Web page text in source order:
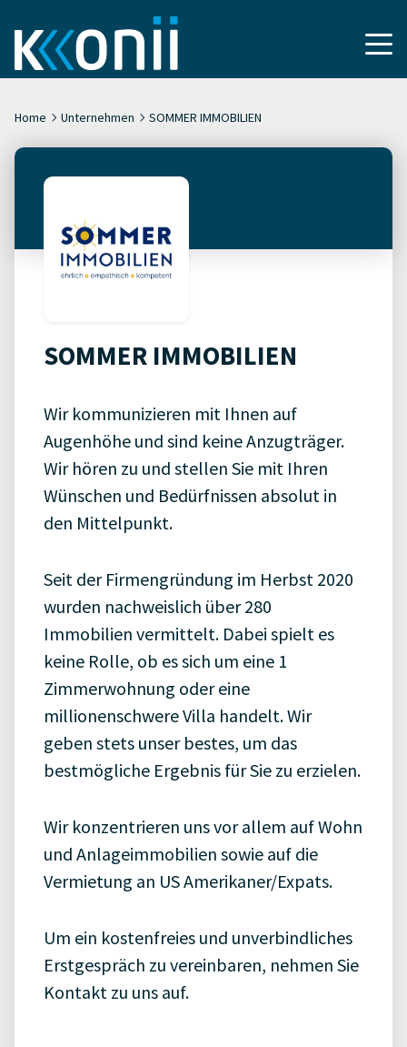
Home Unternehmen SOMMER IMMOBILIEN
SOMMER IMMOBILIEN
Wir kommunizieren mit Ihnen auf
Augenhöhe und sind keine Anzugträger.
Wir hören zu und stellen Sie mit Ihren
Wünschen und Bedürfnissen absolut in
den Mittelpunkt.
Seit der Firmengründung im Herbst 2020
wurden nachweislich über 280
Immobilien vermittelt. Dabei spielt es
keine Rolle, ob es sich um eine 1
Zimmerwohnung oder eine
millionenschwere Villa handelt. Wir
geben stets unser bestes, um das
bestmögliche Ergebnis für Sie zu erzielen.
Wir konzentrieren uns vor allem auf Wohn
und Anlageimmobilien sowie auf die
Vermietung an US Amerikaner/Expats.
Um ein kostenfreies und unverbindliches
Erstgespräch zu vereinbaren, nehmen Sie
Kontakt zu uns auf.